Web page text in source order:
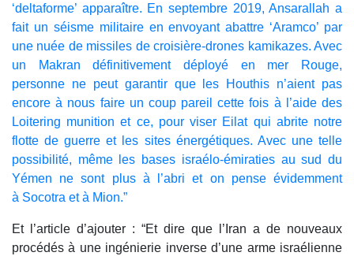
‘deltaforme’ apparaître. En septembre 2019, Ansarallah a
fait un séisme militaire en envoyant abattre ‘Aramco’ par
une nuée de missiles de croisière-drones kamikazes. Avec
un Makran définitivement déployé en mer Rouge,
personne ne peut garantir que les Houthis n’aient pas
encore à nous faire un coup pareil cette fois à l’aide des
Loitering munition et ce, pour viser Eilat qui abrite notre
flotte de guerre et les sites énergétiques. Avec une telle
possibilité, même les bases israélo-émiraties au sud du
Yémen ne sont plus à l’abri et on pense évidemment
à Socotra et à Mion.”
Et l’article d’ajouter : “Et dire que l’Iran a de nouveaux
procédés à une ingénierie inverse d’une arme israélienne